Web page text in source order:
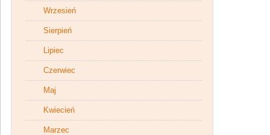
Wrzesień
Sierpień
Lipiec
Czerwiec
Maj
Kwiecień
Marzec